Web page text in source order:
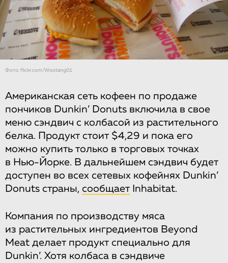
Фото: flickr.com/Wootang01
Американская сеть кофеен по продаже
пончиков Dunkin’ Donuts включила в свое
меню сэндвич с колбасой из растительного
белка. Продукт стоит $4,29 и пока его
можно купить только в торговых точках
в Нью-Йорке. В дальнейшем сэндвич будет
доступен во всех сетевых кофейнях Dunkin’
Donuts страны, сообщает Inhabitat.
Компания по производству мяса
из растительных ингредиентов Beyond
Meat делает продукт специально для
Dunkin’. Хотя колбаса в сэндвиче